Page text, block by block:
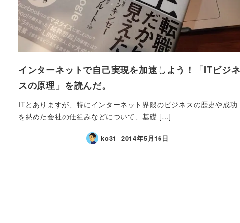
インターネットで自己実現を加速しよう！「ITビジネ
スの原理」を読んだ。
ITとありますが、特にインターネット界隈のビジネスの歴史や成功
を納めた会社の仕組みなどについて、基礎 […]
ko31 2014年5月16日